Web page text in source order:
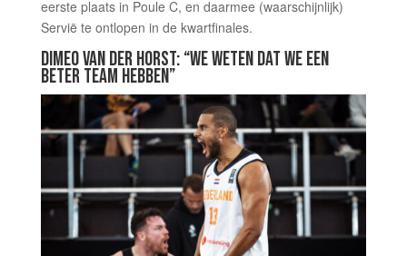
eerste plaats in Poule C, en daarmee (waarschijnlijk)
Servië te ontlopen in de kwartfinales.
DIMEO VAN DER HORST: “WE WETEN DAT WE EEN
BETER TEAM HEBBEN”